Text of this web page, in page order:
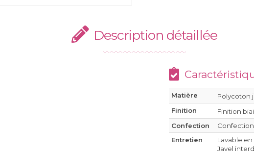
Description détaillée
Matière
Polycoton
Finition
Finition
Confection
Entretien
Lavable
Javel